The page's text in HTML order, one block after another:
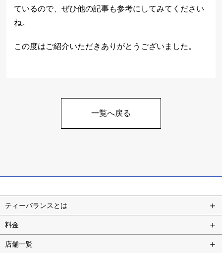
ているので、ぜひ他の記事も参考にしてみてください
ね。
この度はご紹介いただきありがとうございました。
一覧へ戻る
ティーバランスとは
料金
店舗一覧